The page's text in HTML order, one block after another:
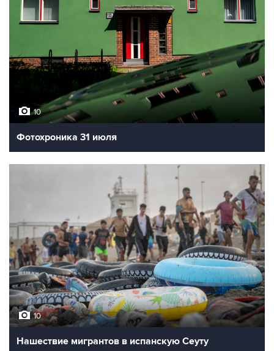
10
Фотохроника 31 июля
10
Нашествие мигрантов в испанскую Сеуту